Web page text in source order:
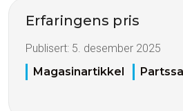
Erfaringens pris
Publisert: 5. desember 2025
Magasinartikkel